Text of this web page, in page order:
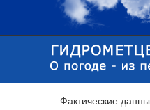
Фактические